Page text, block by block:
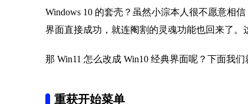
Windows 10 的套壳？虽然小淙本人很不愿意相
界面直接成功，就连阉割的灵魂功能也回来了。
那 Win11 怎么改成 Win10 经典界面呢？下面我们
重获开始菜单